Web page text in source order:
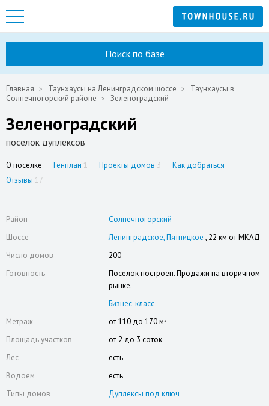
Поиск по базе
Главная Таунхаусы на Ленинградском шоссе
Таунхаусы в
Солнечногорский районе
Зеленоградский
Зеленоградский
поселок дуплексов
О посёлке Генплан 1 Проекты домов 3
Как добраться
Отзывы 17
Район
Солнечногорский
Шоссе
Ленинградское Пятницкое , 22 км от МКАД
Число домов
200
Готовность
Поселок построен. Продажи на вторичном
рынке.
Бизнес-класс
Метраж
от 110 до 170 м 2
Площадь участков
от 2 до 3 соток
Лес
есть
Водоем
есть
Типы домов
Дуплексы под ключ